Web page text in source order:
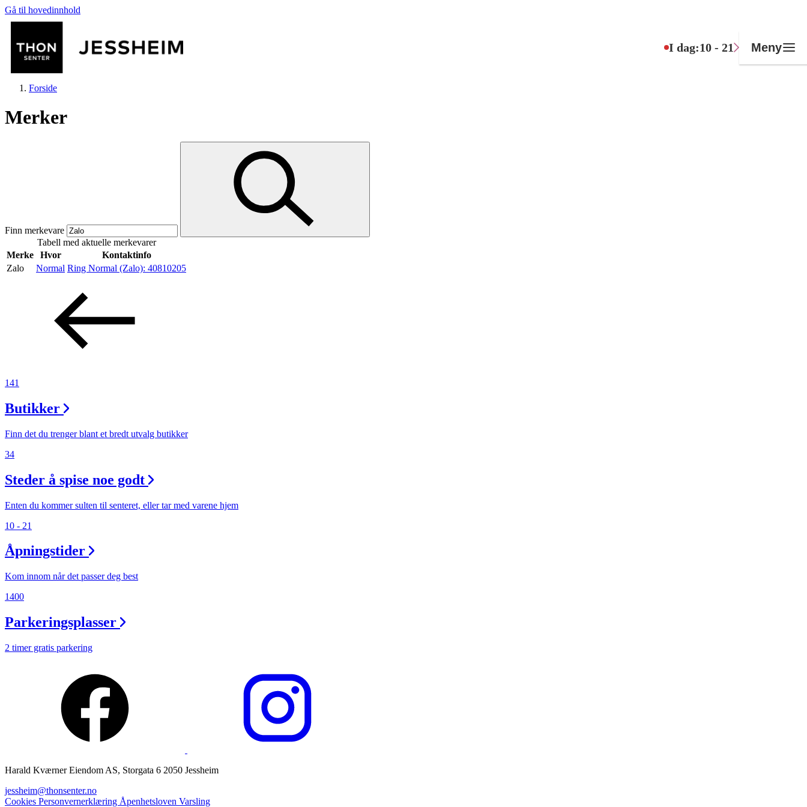
Gå til hovedinnhold
I dag:10 - 21 Meny
Mat og drikke
Helse
Aktiviteter
Tilbud
Søk
Åpningstider
Praktisk informasjon
Magasin
Gavekort
Forside
Merker
Finn merkevare
Tabell med aktuelle merkevarer
Merke
Hvor
Kontaktinfo
Zalo
Normal Ring Normal (Zalo): 40810205
141
Butikker
Finn det du trenger blant et bredt utvalg butikker
34
Steder å spise noe godt
Enten du kommer sulten til senteret, eller tar med varene hjem
10 - 21
Åpningstider
Kom innom når det passer deg best
1400
Parkeringsplasser
2 timer gratis parkering
Harald Kværner Eiendom AS, Storgata 6 2050 Jessheim
jessheim@thonsenter.no
Cookies Personvernerklæring Åpenhetsloven Varsling